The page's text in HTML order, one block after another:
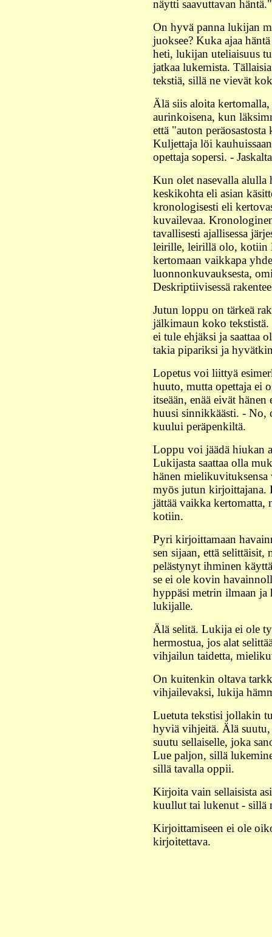
näytti saavuttavan häntä."
On hyvä panna lukijan
juoksee? Kuka ajaa
heti, lukijan uteliaisuus
jatkaa lukemista.
tekstiä, sillä ne vievät
Älä siis aloita
aurinkoisena, kun
että "auton
Kuljettaja löi
opettaja sopersi. -
Kun olet nasevalla
keskikohta eli asian
kronologisesti eli
kuvailevaa.
tavallisesti ajallisessa
leirille, leirillä olo, kotiin
kertomaan vaikkapa
luonnonkuvauksesta,
Deskriptiivisessä
Jutun loppu on tärkeä
jälkimaun koko
ei tule ehjäksi ja saattaa
takia pipariksi ja
Lopetus voi liittyä
huuto, mutta opettaja ei
itseään, enää eivät
huusi sinnikkäästi. - No,
kuului peräpenkiltä.
Loppu voi jäädä hiukan
Lukijasta saattaa olla
hänen
myös jutun kirjoittajana.
jättää vaikka kertomatta,
kotiin.
Pyri kirjoittamaan
sen sijaan, että
pelästynyt ihminen
se ei ole kovin
hyppäsi metrin ilmaan ja
lukijalle.
Älä selitä. Lukija ei ole
hermostua, jos alat
vihjailun taidetta,
On kuitenkin oltava
vihjailevaksi, lukija
Luetuta tekstisi jollakin
hyviä vihjeitä. Älä
suutu sellaiselle, joka
Lue paljon, sillä
sillä tavalla oppii.
Kirjoita vain sellaisista
kuullut tai lukenut - sillä
Kirjoittamiseen ei ole
kirjoitettava.